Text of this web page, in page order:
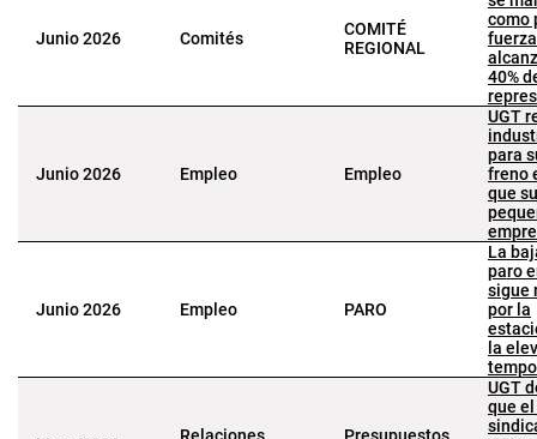
Junio 2026 Comités
COMITÉ
REGIONAL
como
40%
Junio 2026 Empleo Empleo
UGT
para
freno
que
Junio 2026 Empleo PARO
La
paro
sigue
por la
la
UGT
que